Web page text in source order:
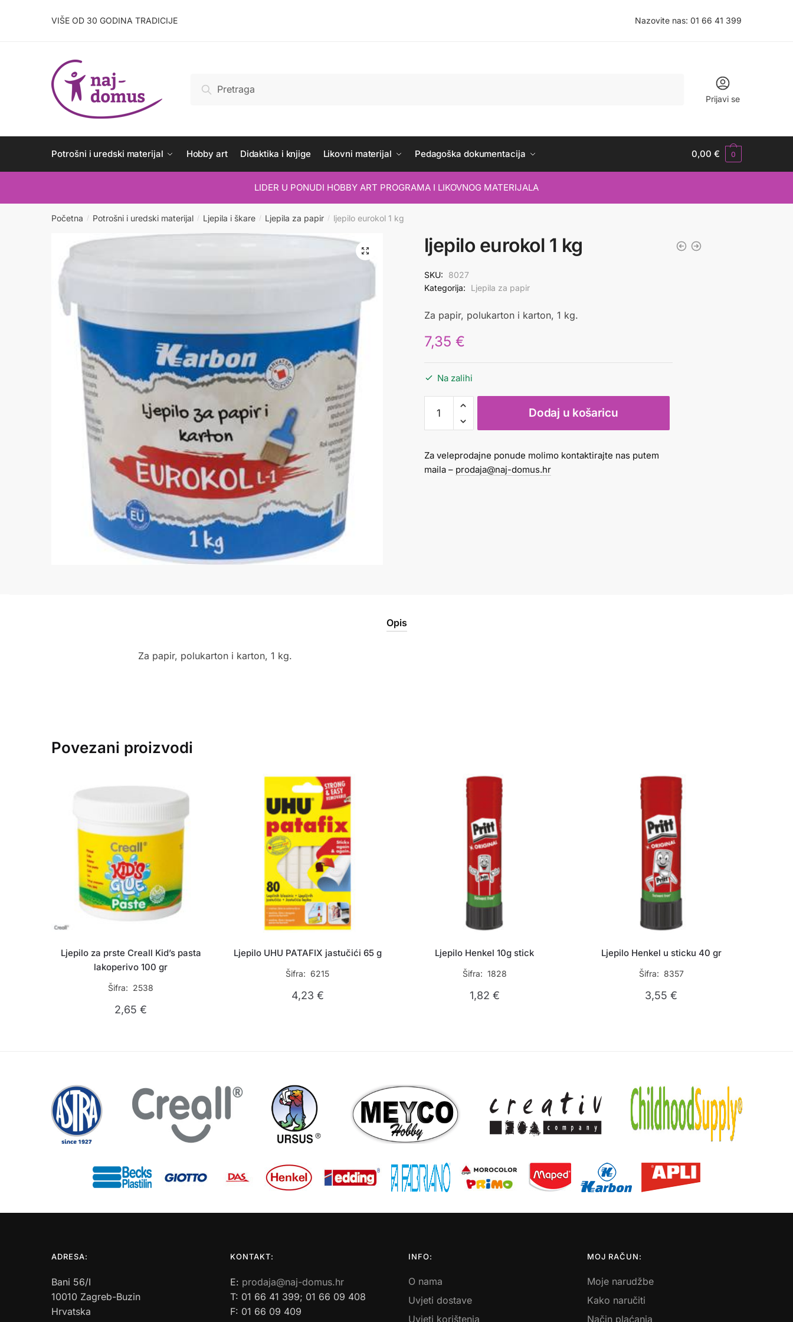
VIŠE OD 30 GODINA TRADICIJE Nazovite nas: 01 66 41 399
Pretraži
Prijavi se
Potrošni i uredski materijal Hobby art Didaktika i knjige Likovni materijal Pedagoška dokumentacija 0,00€ 0
LIDER U PONUDI HOBBY ART PROGRAMA I LIKOVNOG MATERIJALA
Početna / Potrošni i uredski materijal / Ljepila i škare / Ljepila za papir / ljepilo eurokol 1 kg
ljepilo eurokol 1 kg
SKU:
8027
Kategorija:
Ljepila za papir
Za papir, polukarton i karton, 1 kg.
7,35 €
Na zalihi
eurokol
1
količina
Dodaj u košaricu
Za veleprodajne ponude molimo kontaktirajte nas putem
maila – prodaja@naj-domus.hr
Opis
Za papir, polukarton i karton, 1 kg.
Povezani proizvodi
Ljepilo za prste Creall Kid’s pasta
lakoperivo 100 gr
Šifra: 2538
2,65€
Ljepilo UHU PATAFIX jastučići 65 g
Šifra: 6215
4,23 €
Ljepilo Henkel 10g stick
Šifra: 1828
1,82 €
Ljepilo Henkel u sticku 40 gr
Šifra: 8357
3,55€
ADRESA:
Bani 56/I
10010 Zagreb-Buzin
Hrvatska
KONTAKT:
E: prodaja@naj-domus.hr
T: 01 66 41 399; 01 66 09 408
F: 01 66 09 409
INFO:
O nama
Uvjeti dostave
Uvjeti korištenja
MOJ RAČUN:
Moje narudžbe
Kako naručiti
Način plaćanja